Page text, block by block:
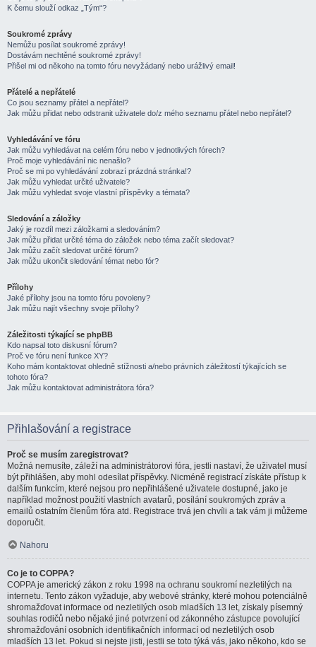
K čemu slouží odkaz „Tým“?
Soukromé zprávy
Nemůžu posílat soukromé zprávy!
Dostávám nechtěné soukromé zprávy!
Přišel mi od někoho na tomto fóru nevyžádaný nebo urážlivý email!
Přátelé a nepřátelé
Co jsou seznamy přátel a nepřátel?
Jak můžu přidat nebo odstranit uživatele do/z mého seznamu přátel nebo nepřátel?
Vyhledávání ve fóru
Jak můžu vyhledávat na celém fóru nebo v jednotlivých fórech?
Proč moje vyhledávání nic nenašlo?
Proč se mi po vyhledávání zobrazí prázdná stránka!?
Jak můžu vyhledat určité uživatele?
Jak můžu vyhledat svoje vlastní příspěvky a témata?
Sledování a záložky
Jaký je rozdíl mezi záložkami a sledováním?
Jak můžu přidat určité téma do záložek nebo téma začít sledovat?
Jak můžu začít sledovat určité fórum?
Jak můžu ukončit sledování témat nebo fór?
Přílohy
Jaké přílohy jsou na tomto fóru povoleny?
Jak můžu najít všechny svoje přílohy?
Záležitosti týkající se phpBB
Kdo napsal toto diskusní fórum?
Proč ve fóru není funkce XY?
Koho mám kontaktovat ohledně stížnosti a/nebo právních záležitostí týkajících se
tohoto fóra?
Jak můžu kontaktovat administrátora fóra?
Přihlašování a registrace
Proč se musím zaregistrovat?
Možná nemusíte, záleží na administrátorovi fóra, jestli nastaví, že uživatel musí
být přihlášen, aby mohl odesílat příspěvky. Nicméně registrací získáte přístup k
dalším funkcím, které nejsou pro nepřihlášené uživatele dostupné, jako je
například možnost použití vlastních avatarů, posílání soukromých zpráv a
emailů ostatním členům fóra atd. Registrace trvá jen chvíli a tak vám ji můžeme
doporučit.
Nahoru
Co je to COPPA?
COPPA je americký zákon z roku 1998 na ochranu soukromí nezletilých na
internetu. Tento zákon vyžaduje, aby webové stránky, které mohou potenciálně
shromažďovat informace od nezletilých osob mladších 13 let, získaly písemný
souhlas rodičů nebo nějaké jiné potvrzení od zákonného zástupce povolující
shromažďování osobních identifikačních informací od nezletilých osob
mladších 13 let. Pokud si nejste jisti, jestli se toto týká vás, jako někoho, kdo se